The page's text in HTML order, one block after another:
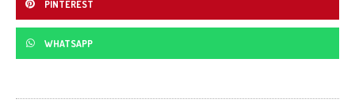
PINTEREST
WHATSAPP